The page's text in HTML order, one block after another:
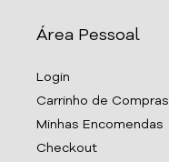
Área Pessoal
Login
Carrinho de Compras
Minhas Encomendas
Checkout